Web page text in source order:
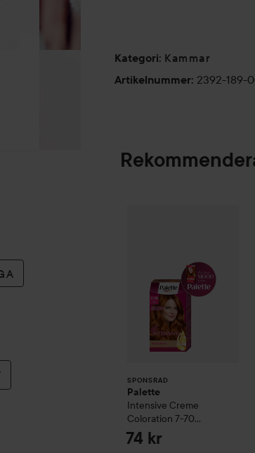
Kategori: Kammar
Artikelnummer: 2392-189-
SPONSRAD
Palette
Intensive Creme
Coloration 7-70
Terracotta Medium
Blonde
74 kr